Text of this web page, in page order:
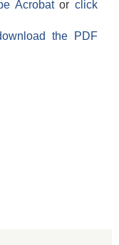
Acrobatorclick
the PDF